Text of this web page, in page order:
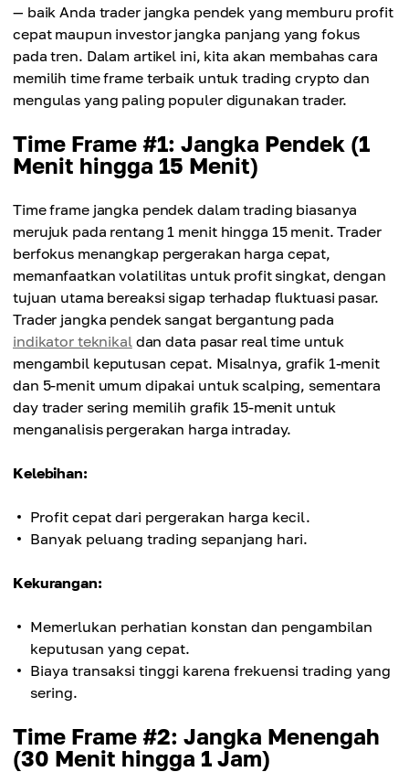
— baik Anda trader jangka pendek yang memburu profit
cepat maupun investor jangka panjang yang fokus
pada tren. Dalam artikel ini, kita akan membahas cara
memilih time frame terbaik untuk trading crypto dan
mengulas yang paling populer digunakan trader.
Time Frame #1: Jangka Pendek (1
Menit hingga 15 Menit)
Time frame jangka pendek dalam trading biasanya
merujuk pada rentang 1 menit hingga 15 menit. Trader
berfokus menangkap pergerakan harga cepat,
memanfaatkan volatilitas untuk profit singkat, dengan
tujuan utama bereaksi sigap terhadap fluktuasi pasar.
Trader jangka pendek sangat bergantung pada
indikator teknikaldan data pasar real time untuk
mengambil keputusan cepat. Misalnya, grafik 1-menit
dan 5-menit umum dipakai untuk scalping, sementara
day trader sering memilih grafik 15-menit untuk
menganalisis pergerakan harga intraday.
Kelebihan:
Profit cepat dari pergerakan harga kecil.
Banyak peluang trading sepanjang hari.
Kekurangan:
Memerlukan perhatian konstan dan pengambilan
keputusan yang cepat.
Biaya transaksi tinggi karena frekuensi trading yang
sering.
Time Frame #2: Jangka Menengah
(30 Menit hingga 1 Jam)